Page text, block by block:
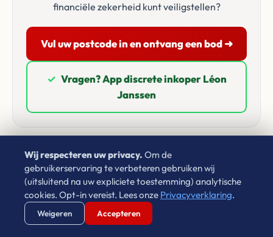
financiële zekerheid kunt veiligstellen?
Vul uw postcode in en ontvang een bod ➜
✓ Vragen? App discrete inkoper Léon
Janssen
Google Beoordelingen
Wat onze klanten zeggen
Wij respecteren uw privacy. Om de
gebruikerservaring te verbeteren gebruiken wij
(uitsluitend na uw expliciete toestemming) analytische
cookies. Opt-in vereist. Lees onze Privacyverklaring.
Weigeren Accepteren
Verstuur WhatsApp